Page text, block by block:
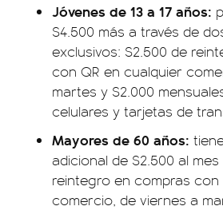
Jóvenes de 13 a 17 años:
$4.500 más a través de
exclusivos: $2.500 de
con QR en cualquier
martes y $2.000
celulares y tarjetas de
Mayores de 60 años:
adicional de $2.500 al
reintegro en compras con
comercio, de viernes a